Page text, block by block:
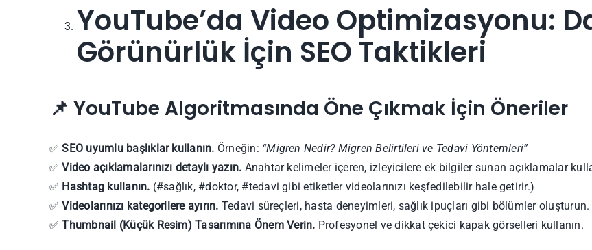
YouTube’da Video Optimizasyonu:
Görünürlük İçin SEO Taktikleri
📌 YouTube Algoritmasında Öne Çıkmak İçin Öneriler
✅SEO uyumlu başlıklar kullanın. Örneğin: “Migren Nedir? Migren Belirtileri ve Tedavi Yöntemleri”
✅Video açıklamalarınızı detaylı yazın. Anahtar kelimeler içeren, izleyicilere ek bilgiler sunan açıklamalar
✅ Hashtag kullanın. (#sağlık, #doktor, #tedavi gibi etiketler videolarınızı keşfedilebilir hale getirir.)
✅Videolarınızı kategorilere ayırın. Tedavi süreçleri, hasta deneyimleri, sağlık ipuçları gibi bölümler oluşturun.
✅Thumbnail (Küçük Resim) Tasarımına Önem Verin. Profesyonel ve dikkat çekici kapak görselleri kullanın.